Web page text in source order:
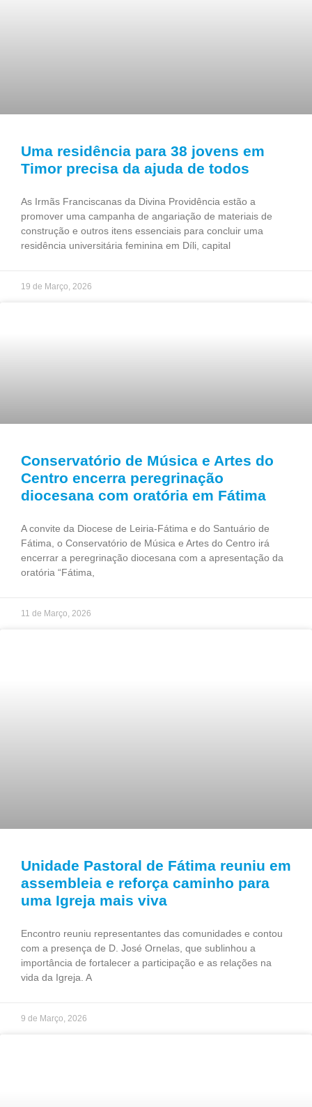
Uma residência para 38 jovens em
Timor precisa da ajuda de todos
As Irmãs Franciscanas da Divina Providência estão a
promover uma campanha de angariação de materiais de
construção e outros itens essenciais para concluir uma
residência universitária feminina em Díli, capital
19 de Março, 2026
Conservatório de Música e Artes do
Centro encerra peregrinação
diocesana com oratória em Fátima
A convite da Diocese de Leiria-Fátima e do Santuário de
Fátima, o Conservatório de Música e Artes do Centro irá
encerrar a peregrinação diocesana com a apresentação da
oratória “Fátima,
11 de Março, 2026
Unidade Pastoral de Fátima reuniu em
assembleia e reforça caminho para
uma Igreja mais viva
Encontro reuniu representantes das comunidades e contou
com a presença de D. José Ornelas, que sublinhou a
importância de fortalecer a participação e as relações na
vida da Igreja. A
9 de Março, 2026